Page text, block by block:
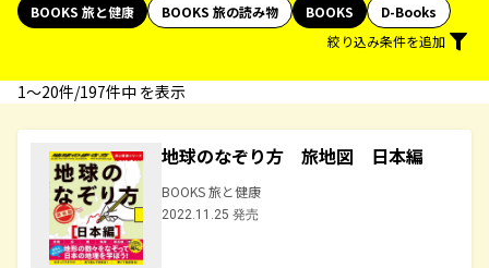
BOOKS 旅と健康
BOOKS 旅の読み物 BOOKS
D-Books
絞り込み条件を追加
1〜20件/197件中 を表示
地球のなぞり方 旅地図 日本編
BOOKS 旅と健康
2022.11.25 発売